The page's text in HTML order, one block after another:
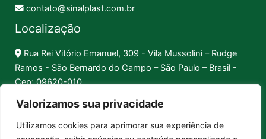
Valorizamos sua privacidade
Utilizamos cookies para aprimorar sua experiência de
contato@sinalplast.com.br
Localização
Rua Rei Vitório Emanuel, 309 - Vila Mussolini – Rudge
Ramos - São Bernardo do Campo – São Paulo – Brasil -
Cep: 09620-010